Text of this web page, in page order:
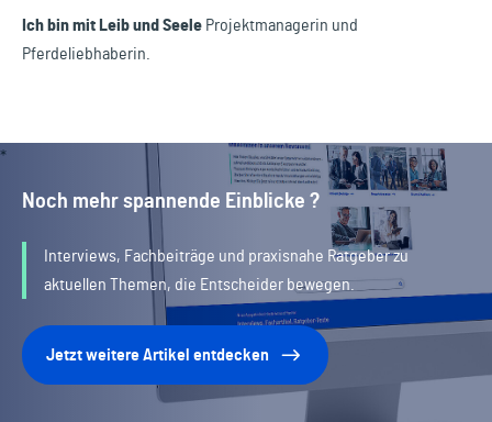
Ich bin mit Leib und Seele Projektmanagerin und
Pferdeliebhaberin.
Noch mehr spannende Einblicke ?
Interviews, Fachbeiträge und praxisnahe Ratgeber zu
aktuellen Themen, die Entscheider bewegen.
Jetzt weitere Artikel entdecken